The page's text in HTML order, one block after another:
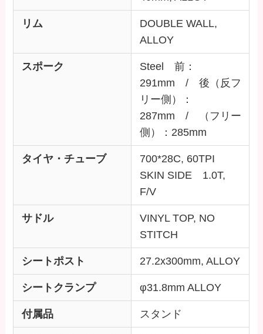
リム
DOUBLE WALL,
ALLOY
スポーク
Steel 前：
291mm / 後（反フ
リー側）：
287mm / （フリー
側）：285mm
タイヤ・チューブ
700*28C, 60TPI
SKIN SIDE 1.0T,
F/V
サドル
VINYL TOP, NO
STITCH
シートポスト 27.2x300mm, ALLOY
シートクランプ φ31.8mm ALLOY
付属品 スタンド